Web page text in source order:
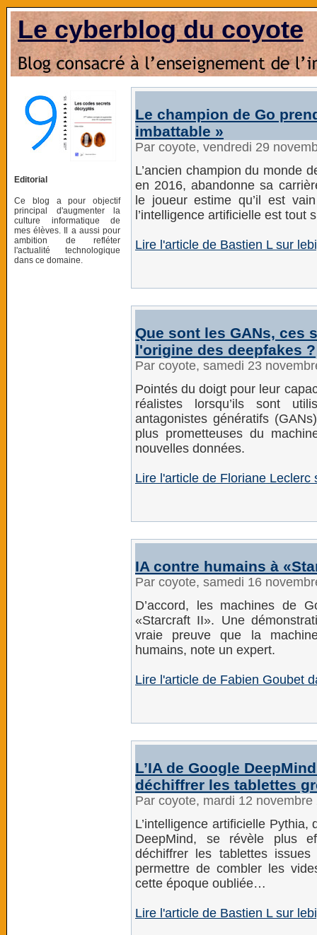
Le cyberblog du coyote
Editorial
Ce blog a pour objectif
principal d'augmenter la
culture informatique de
mes élèves. Il a aussi pour
ambition de refléter
l'actualité technologique
dans ce domaine.
Le champion de Go
imbattable »
Par coyote, vendredi 29
L’ancien champion du monde
en 2016, abandonne sa
le joueur estime qu’il est
l’intelligence artificielle est tout
Lire l'article de Bastien L sur
Que sont les GANs, ces
l'origine des deepfakes ?
Par coyote, samedi 23
Pointés du doigt pour leur
réalistes lorsqu’ils sont
antagonistes génératifs
plus prometteuses du
nouvelles données.
Lire l'article de Floriane Leclerc
IA contre humains à
Par coyote, samedi 16
D’accord, les machines de
«Starcraft II». Une
vraie preuve que la
humains, note un expert.
Lire l'article de Fabien Goubet
L’IA de Google
déchiffrer les tablettes
Par coyote, mardi 12
L’intelligence artificielle
DeepMind, se révèle plus
déchiffrer les tablettes
permettre de combler les
cette époque oubliée…
Lire l'article de Bastien L sur